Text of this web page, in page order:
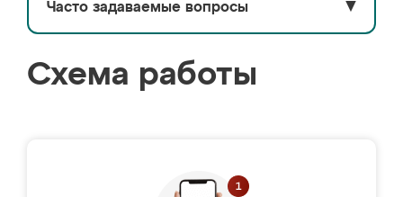
Часто задаваемые вопросы ▼
Схема работы